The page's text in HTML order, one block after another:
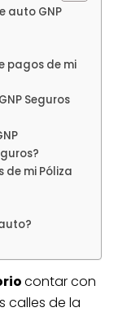
auto GNP
pagos de mi
Seguros
mi Póliza
contar con
calles de la